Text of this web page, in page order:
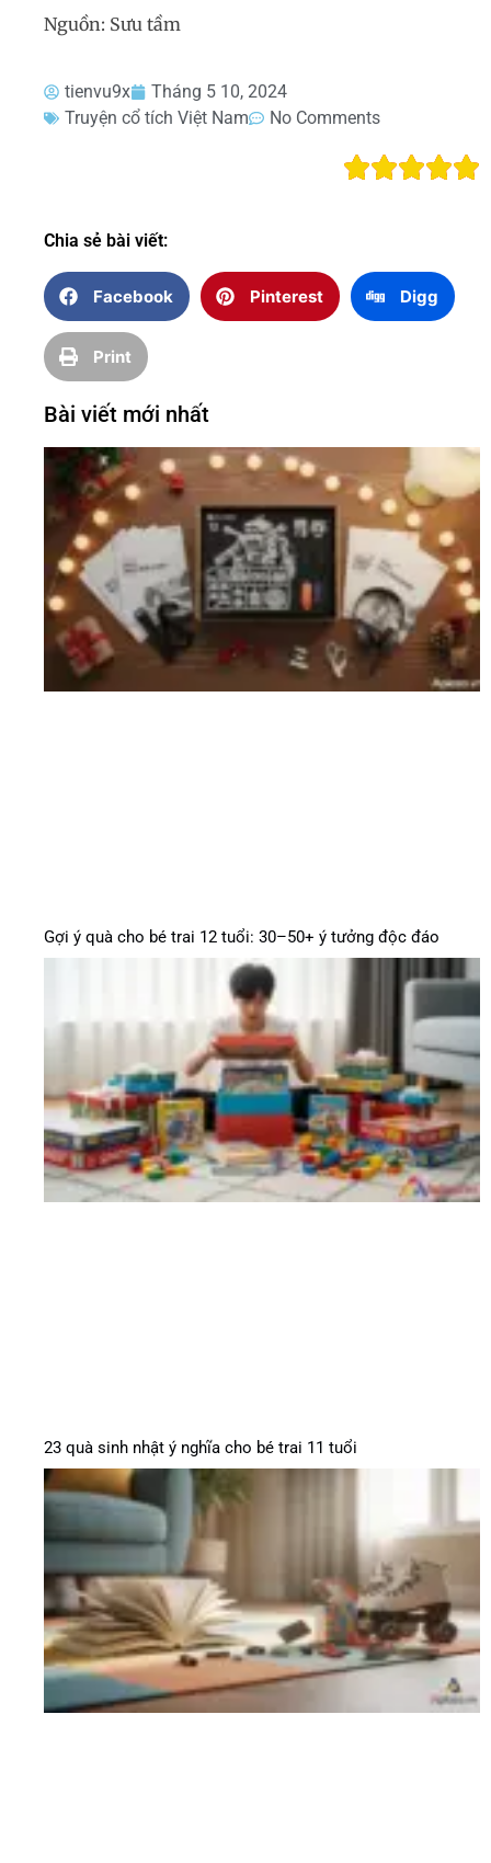
Nguồn: Sưu tầm
tienvu9x
Tháng 5 10, 2024
Truyện cổ tích Việt Nam
No Comments
Chia sẻ bài viết:
Facebook Pinterest Digg
Print
Bài viết mới nhất
Gợi ý quà cho bé trai 12 tuổi: 30–50+ ý tưởng độc đáo
23 quà sinh nhật ý nghĩa cho bé trai 11 tuổi